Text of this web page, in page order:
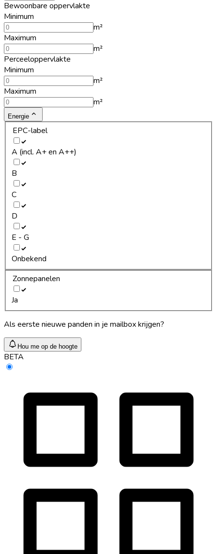
Bewoonbare oppervlakte
Minimum
m²
Maximum
m²
Perceeloppervlakte
Minimum
m²
Maximum
m²
Energie
EPC-label
A (incl. A+ en A++)
B
C
D
E - G
Onbekend
Zonnepanelen
Ja
Als eerste nieuwe panden in je mailbox krijgen?
Hou me op de hoogte
BETA